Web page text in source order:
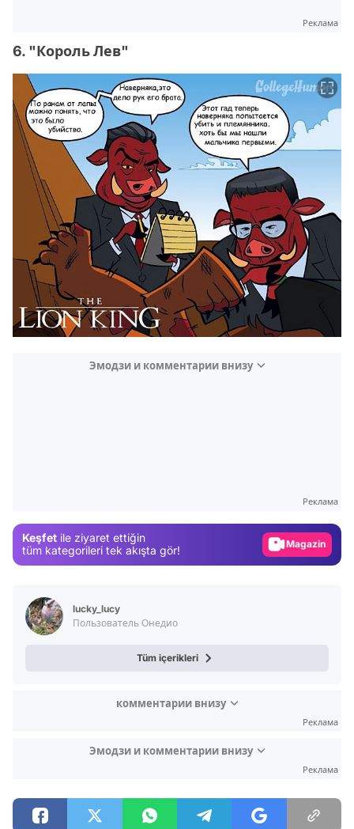
Реклама
6. "Король Лев"
Эмодзи и комментарии внизу
Реклама
Keşfet ile ziyaret ettiğin
tüm kategorileri tek akışta gör!
Magazin
lucky_lucy
Пользователь Онедио
Tüm içerikleri
комментарии внизу
Реклама
Эмодзи и комментарии внизу
Реклама